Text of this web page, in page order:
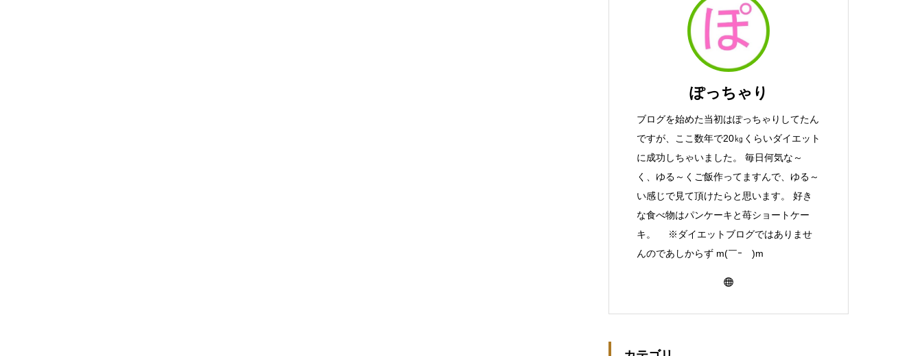
ぽっちゃり
ブログを始めた当初はぽっちゃりしてたん
ですが、ここ数年で20㎏くらいダイエット
に成功しちゃいました。 毎日何気な～
く、ゆる～くご飯作ってますんで、ゆる～
い感じで見て頂けたらと思います。 好き
な食べ物はパンケーキと苺ショートケー
キ。 ※ダイエットブログではありませ
んのであしからず m(￣ｰ￣)m